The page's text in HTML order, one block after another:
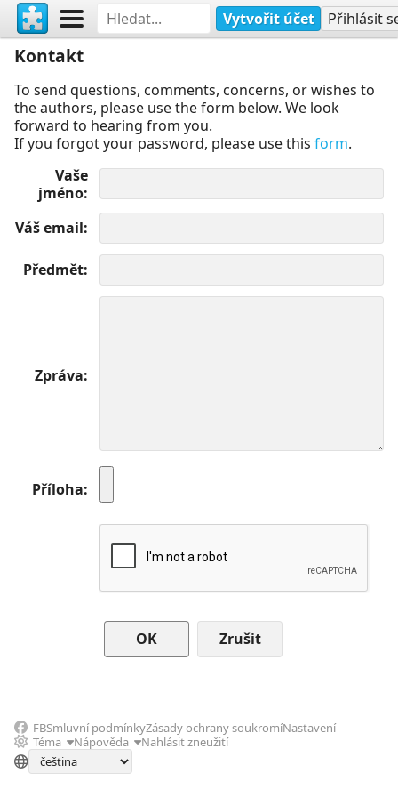
Vytvořit účet Přihlásit
Kontakt
To send questions, comments, concerns, or wishes to
the authors, please use the form below. We look
forward to hearing from you.
If you forgot your password, please use this form.
Vaše
jméno
Váš email
Předmět
Zpráva
Příloha
Zrušit
FBSmluvní podmínkyZásady ochrany soukromíNastavení
Téma
Nápověda Nahlásit zneužití